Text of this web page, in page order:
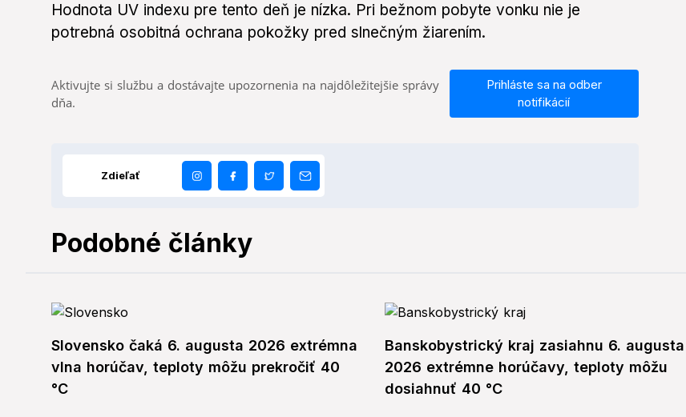
Hodnota UV indexu pre tento deň je nízka. Pri bežnom pobyte vonku nie je
potrebná osobitná ochrana pokožky pred slnečným žiarením.
Aktivujte si službu a dostávajte upozornenia na najdôležitejšie správy
dňa.
Prihláste sa na odber
notifikácií
Zdieľať
Podobné články
Slovensko čaká 6. augusta 2026 extrémna
vlna horúčav, teploty môžu prekročiť 40
°C
Banskobystrický kraj zasiahnu 6. augusta
2026 extrémne horúčavy, teploty môžu
dosiahnuť 40 °C